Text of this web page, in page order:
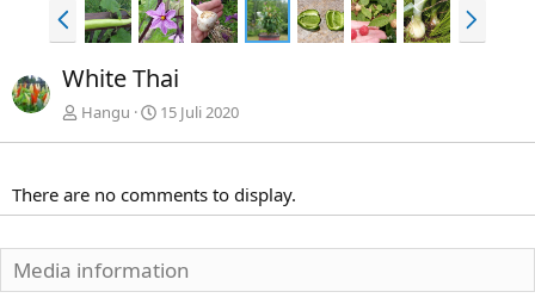
V
o
h
e
e
N
ä
White Thai
Hangu 15 Juli 2020
There are no comments to display.
Media information